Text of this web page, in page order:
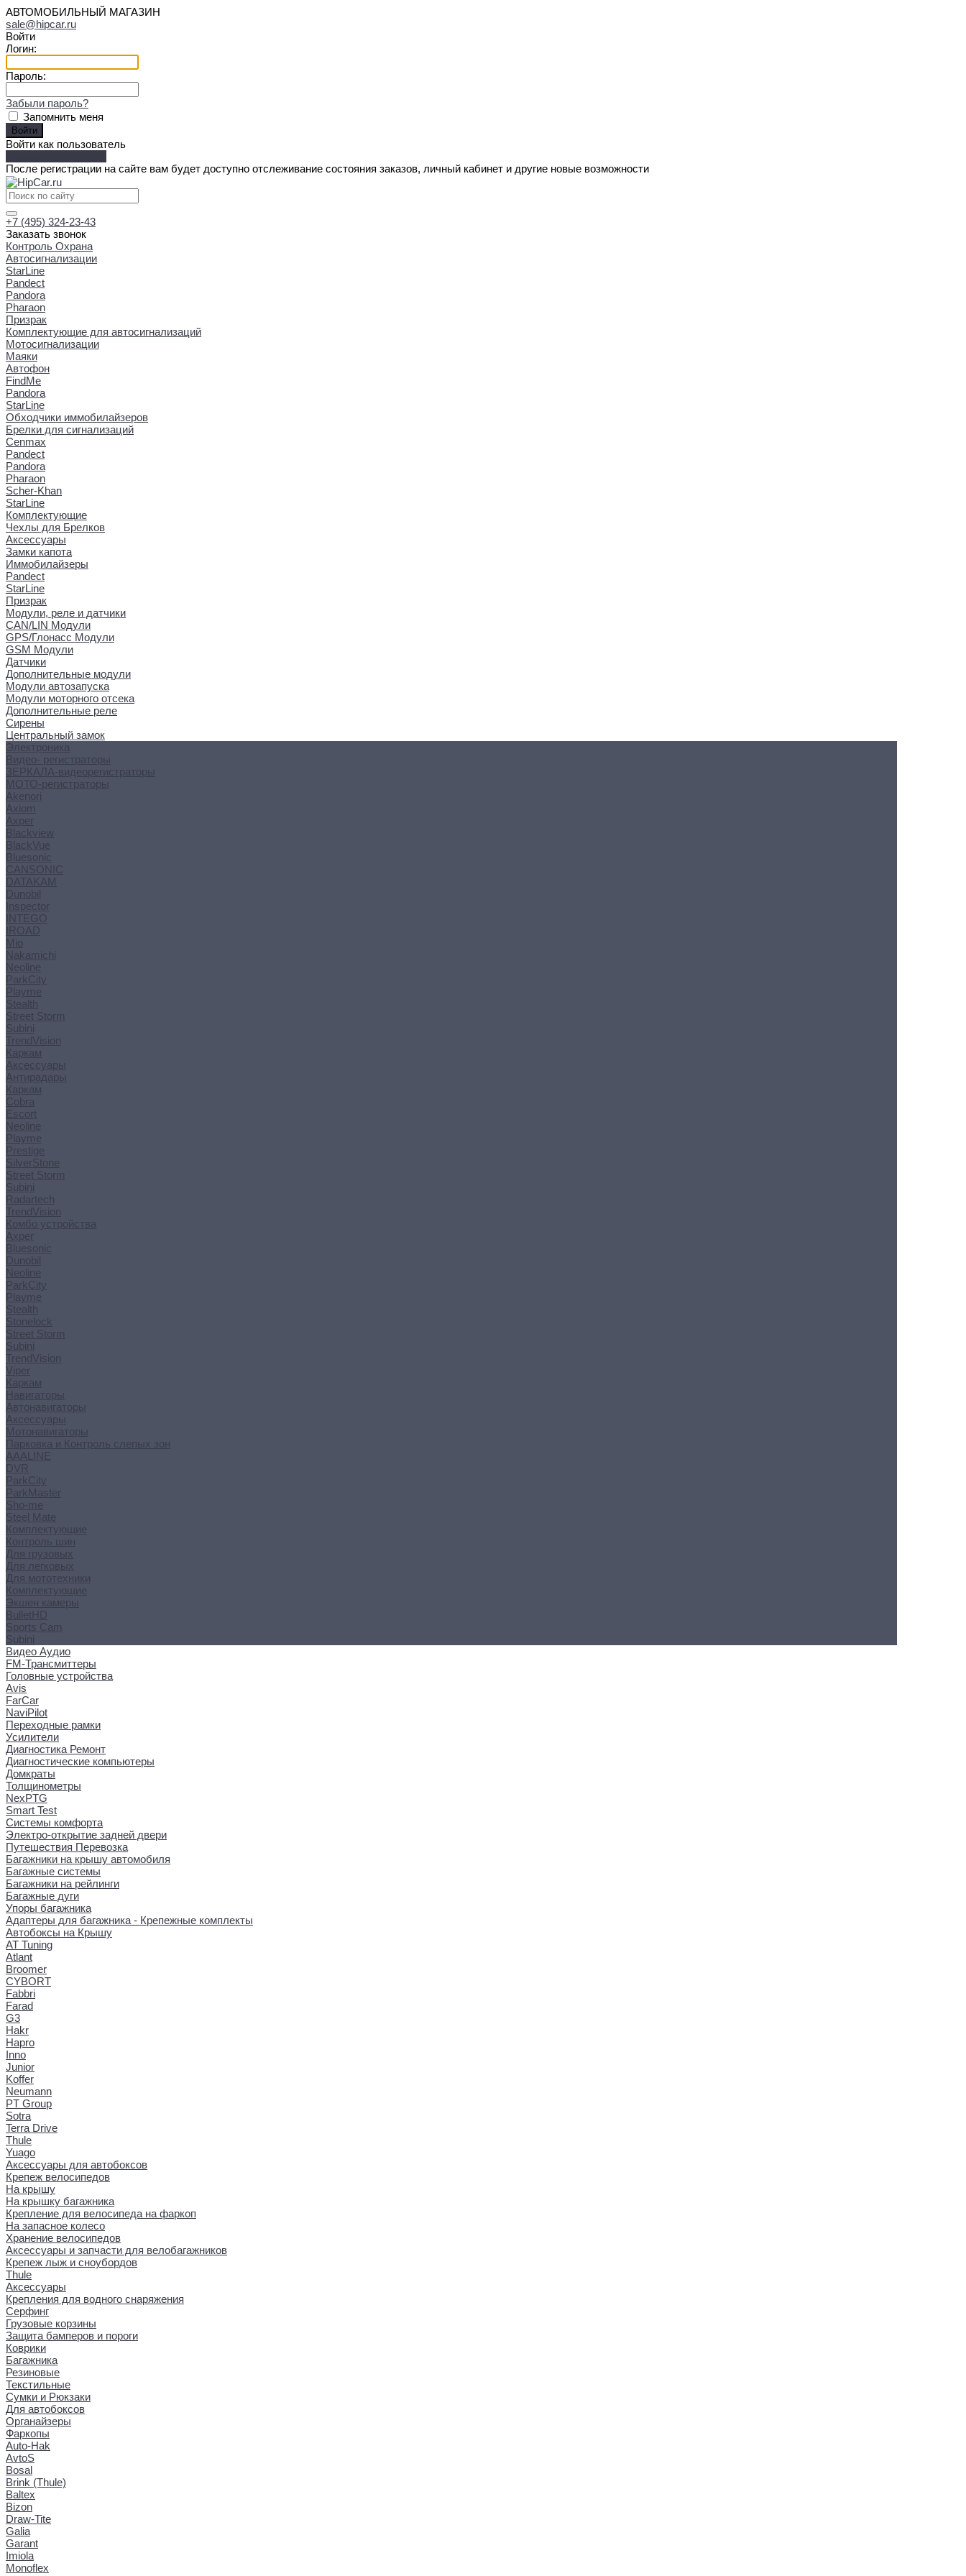
АВТОМОБИЛЬНЫЙ МАГАЗИН
sale@hipcar.ru
Войти
Логин:
Пароль:
Забыли пароль?
Запомнить меня
Войти как пользователь
После регистрации на сайте вам будет доступно отслеживание состояния заказов, личный кабинет и другие новые возможности
+7 (495) 324-23-43
Заказать звонок
Контроль Охрана
Автосигнализации
StarLine
Pandect
Pandora
Pharaon
Призрак
Комплектующие для автосигнализаций
Мотосигнализации
Маяки
Автофон
FindMe
Pandora
StarLine
Обходчики иммобилайзеров
Брелки для сигнализаций
Cenmax
Pandect
Pandora
Pharaon
Scher-Khan
StarLine
Комплектующие
Чехлы для Брелков
Аксессуары
Замки капота
Иммобилайзеры
Pandect
StarLine
Призрак
Модули, реле и датчики
CAN/LIN Модули
GPS/Глонасс Модули
GSM Модули
Датчики
Дополнительные модули
Модули автозапуска
Модули моторного отсека
Дополнительные реле
Сирены
Центральный замок
Электроника
Видео- регистраторы
ЗЕРКАЛА-видеорегистраторы
МОТО-регистраторы
Akenori
Axiom
Axper
Blackview
BlackVue
Bluesonic
CANSONIC
DATAKAM
Dunobil
Inspector
INTEGO
IROAD
Mio
Nakamichi
Neoline
ParkCity
Playme
Stealth
Street Storm
Subini
TrendVision
Каркам
Аксессуары
Антирадары
Каркам
Cobra
Escort
Neoline
Playme
Prestige
SilverStone
Street Storm
Subini
Radartech
TrendVision
Комбо устройства
Axper
Bluesonic
Dunobil
Neoline
ParkCity
Playme
Stealth
Stonelock
Street Storm
Subini
TrendVision
Viper
Каркам
Навигаторы
Автонавигаторы
Аксессуары
Мотонавигаторы
Парковка и Контроль слепых зон
AAALINE
DVR
ParkCity
ParkMaster
Sho-me
Steel Mate
Комплектующие
Контроль шин
Для грузовых
Для легковых
Для мототехники
Комплектующие
Экшен камеры
BulletHD
Sports Cam
Subini
Видео Аудио
FM-Трансмиттеры
Головные устройства
Avis
FarCar
NaviPilot
Переходные рамки
Усилители
Диагностика Ремонт
Диагностические компьютеры
Домкраты
Толщинометры
NexPTG
Smart Test
Системы комфорта
Электро-открытие задней двери
Путешествия Перевозка
Багажники на крышу автомобиля
Багажные системы
Багажники на рейлинги
Багажные дуги
Упоры багажника
Адаптеры для багажника - Крепежные комплекты
Автобоксы на Крышу
AT Tuning
Atlant
Broomer
CYBORT
Fabbri
Farad
G3
Hakr
Hapro
Inno
Junior
Koffer
Neumann
PT Group
Sotra
Terra Drive
Thule
Yuago
Аксессуары для автобоксов
Крепеж велосипедов
На крышу
На крышку багажника
Крепление для велосипеда на фаркоп
На запасное колесо
Хранение велосипедов
Аксессуары и запчасти для велобагажников
Крепеж лыж и сноубордов
Thule
Аксессуары
Крепления для водного снаряжения
Серфинг
Грузовые корзины
Защита бамперов и пороги
Коврики
Багажника
Резиновые
Текстильные
Сумки и Рюкзаки
Для автобоксов
Органайзеры
Фаркопы
Auto-Hak
AvtoS
Bosal
Brink (Thule)
Baltex
Bizon
Draw-Tite
Galia
Garant
Imiola
Monoflex